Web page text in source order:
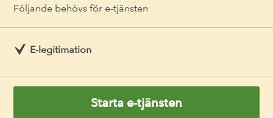
Följande behövs för e-tjänsten
E-legitimation
Starta e-tjänsten